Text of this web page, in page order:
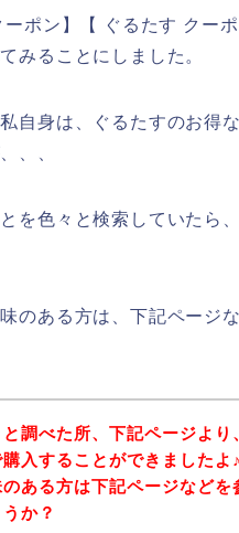
ポン】【 ぐるたす クー
みることにしました。
自身は、ぐるたすのお得
、、
を色々と検索していたら
のある方は、下記ページ
調べた所、下記ページよ
入することができましたよ
ある方は下記ページなどを
か？